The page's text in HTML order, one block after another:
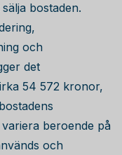
bostaden.
och
det
54 572 kronor,
beroende på
och